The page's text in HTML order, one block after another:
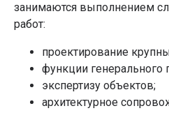
занимаются выполнением
работ:
проектирование
функции генерального
экспертизу объектов;
архитектурное